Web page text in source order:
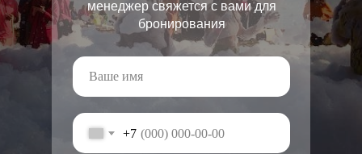
+7
менеджер свяжется с вами для
бронирования